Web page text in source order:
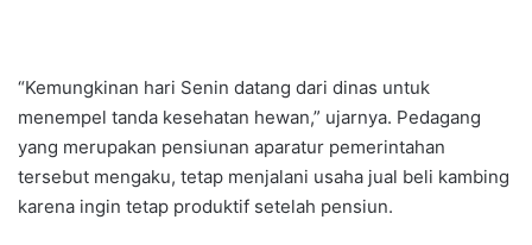
“Kemungkinan hari Senin datang dari dinas untuk
menempel tanda kesehatan hewan,” ujarnya. Pedagang
yang merupakan pensiunan aparatur pemerintahan
tersebut mengaku, tetap menjalani usaha jual beli kambing
karena ingin tetap produktif setelah pensiun.